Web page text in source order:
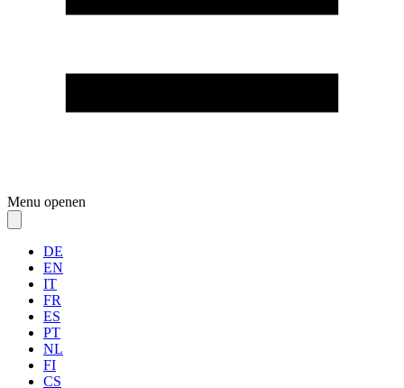
Menu openen
DE
EN
IT
FR
ES
PT
NL
FI
CS